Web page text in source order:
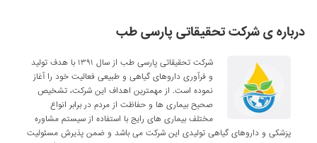
درباره ی شرکت تحقیقاتی پارسی طب
شرکت تحقیقاتی پارسی طب از سال ۱۳۹۱ با هدف تولید
و فرآوری داروهای گیاهی و طبیعی فعالیت خود را آغاز
نموده است. از مهمترین اهداف این شرکت، تشخیص
صحیح بیماری ها و حفاظت از مردم در برابر انواع
مختلف بیماری های رایج با استفاده از سیستم مشاوره
پزشکی و داروهای گیاهی تولیدی این شرکت می باشد و ضمن پذیرش مسئولیت